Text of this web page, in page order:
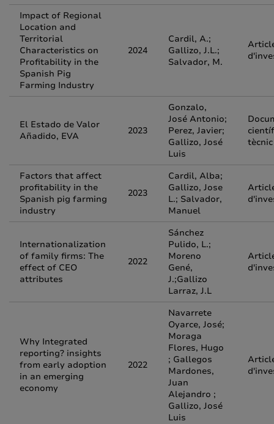
Impact of Regional
Location and
Territorial
Characteristics on
Profitability in the
Spanish Pig
Farming Industry
2024
Cardil, A.;
Gallizo, J.L.;
Salvador, M.
El Estado de Valor
Añadido, EVA
2023
Gonzalo,
José Antonio;
Perez, Javier;
Gallizo, José
Luis
tècnic
Factors that affect
profitability in the
Spanish pig farming
industry
2023
Cardil, Alba;
Gallizo, Jose
L.; Salvador,
Manuel
Internationalization
of family firms: The
effect of CEO
attributes
2022
Sánchez
Pulido, L.;
Moreno
Gené,
J.;Gallizo
Larraz, J.L
Why Integrated
reporting? insights
from early adoption
in an emerging
economy
2022
Navarrete
Oyarce, José;
Moraga
Flores, Hugo
; Gallegos
Mardones,
Juan
Alejandro ;
Gallizo, José
Luis